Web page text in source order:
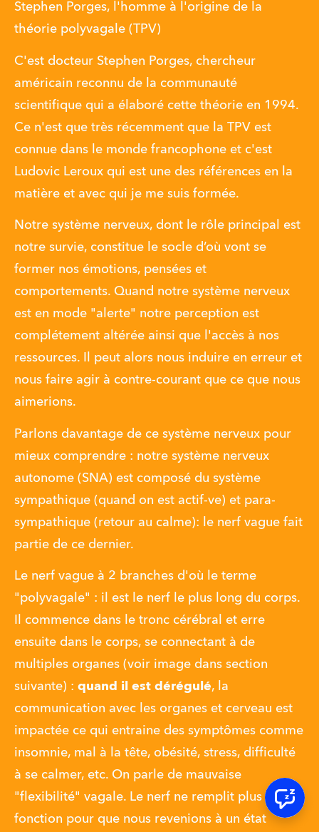
Stephen Porges, l'homme à l'origine de la
théorie polyvagale (TPV)
C'est docteur Stephen Porges, chercheur
américain reconnu de la communauté
scientifique qui a élaboré cette théorie en 1994.
Ce n'est que très récemment que la TPV est
connue dans le monde francophone et c'est
Ludovic Leroux qui est une des références en la
matière et avec qui je me suis formée.
Notre système nerveux, dont le rôle principal est
notre survie, constitue le socle d’où vont se
former nos émotions, pensées et
comportements. Quand notre système nerveux
est en mode "alerte" notre perception est
complétement altérée ainsi que l'accès à nos
ressources. Il peut alors nous induire en erreur et
nous faire agir à contre-courant que ce que nous
aimerions.
Parlons davantage de ce système nerveux pour
mieux comprendre : notre système nerveux
autonome (SNA) est composé du système
sympathique (quand on est actif-ve) et para-
sympathique (retour au calme): le nerf vague fait
partie de ce dernier.
Le nerf vague à 2 branches d'où le terme
"polyvagale" : il est le nerf le plus long du corps.
Il commence dans le tronc cérébral et erre
ensuite dans le corps, se connectant à de
multiples organes (voir image dans section
suivante) : quand il est dérégulé, la
communication avec les organes et cerveau est
impactée ce qui entraine des symptômes comme
insomnie, mal à la tête, obésité, stress, difficulté
à se calmer, etc. On parle de mauvaise
"flexibilité" vagale. Le nerf ne remplit plus sa
fonction pour que nous revenions à un état